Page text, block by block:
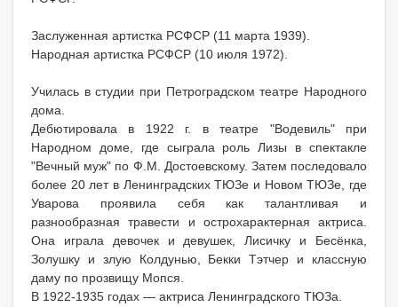
Заслуженная артистка РСФСР (11 марта 1939).
Народная артистка РСФСР (10 июля 1972).
Училась в студии при Петроградском театре Народного
дома.
Дебютировала в 1922 г. в театре "Водевиль" при
Народном доме, где сыграла роль Лизы в спектакле
"Вечный муж" по Ф.М. Достоевскому. Затем последовало
более 20 лет в Ленинградских ТЮЗе и Новом ТЮЗе, где
Уварова проявила себя как талантливая и
разнообразная травести и острохарактерная актриса.
Она играла девочек и девушек, Лисичку и Бесёнка,
Золушку и злую Колдунью, Бекки Тэтчер и классную
даму по прозвищу Мопся.
В 1922-1935 годах — актриса Ленинградского ТЮЗа.